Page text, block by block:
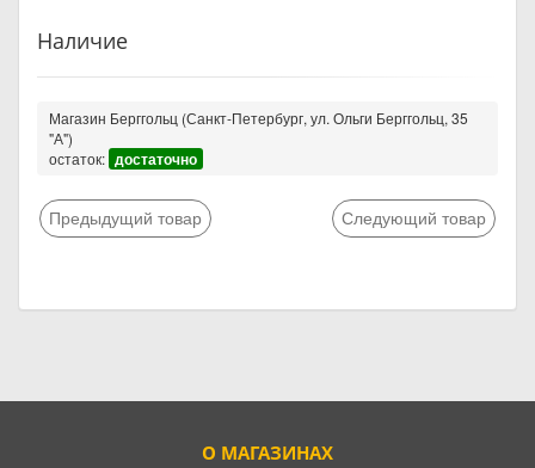
Наличие
Магазин Берггольц (Санкт-Петербург, ул. Ольги Берггольц, 35
"А")
остаток: достаточно
Предыдущий товар Следующий товар
О МАГАЗИНАХ